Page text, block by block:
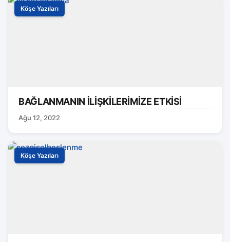
Köşe Yazıları
BAĞLANMANIN İLİŞKİLERİMİZE ETKİSİ
Ağu 12, 2022
Köşe Yazıları